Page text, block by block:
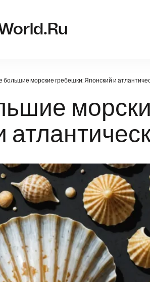
морские гребешки: Японский и